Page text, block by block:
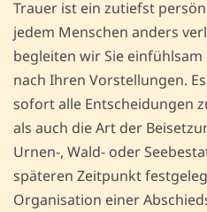
Trauer ist ein zutiefst
jedem Menschen anders
begleiten wir Sie
nach Ihren Vorstellungen.
sofort alle Entscheidungen
als auch die Art der
Urnen-, Wald- oder
späteren Zeitpunkt
Organisation einer